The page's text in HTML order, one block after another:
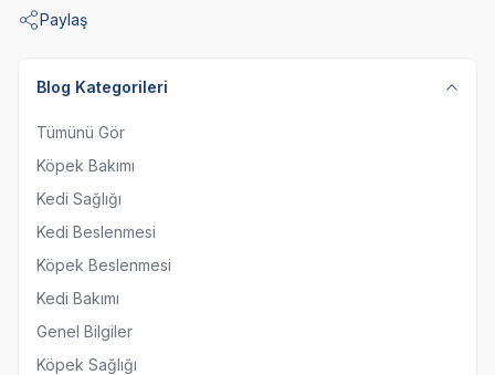
Paylaş
Blog Kategorileri
Tümünü Gör
Köpek Bakımı
Kedi Sağlığı
Kedi Beslenmesi
Köpek Beslenmesi
Kedi Bakımı
Genel Bilgiler
Köpek Sağlığı